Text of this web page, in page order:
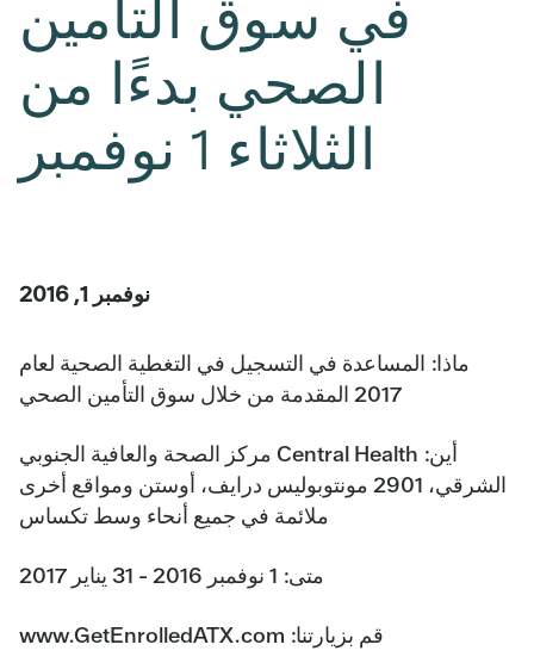
في سوق التأمين
الصحي بدءًا من
الثلاثاء 1 نوفمبر
نوفمبر 1, 2016
ماذا: المساعدة في التسجيل في التغطية الصحية لعام
2017 المقدمة من خلال سوق التأمين الصحي
أين:
Central Health مركز الصحة والعافية الجنوبي
الشرقي، 2901 مونتوبوليس درايف، أوستن ومواقع أخرى
ملائمة في جميع أنحاء وسط تكساس
متى:
قم بزيارتنا: